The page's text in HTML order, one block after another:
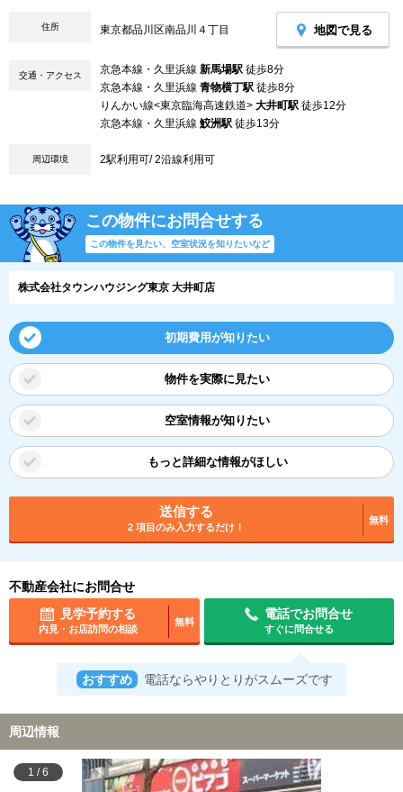
住所 東京都品川区南品川４丁目 地図で見る
交通・アクセス 京急本線・久里浜線 新馬場駅 徒歩8分
京急本線・久里浜線 青物横丁駅 徒歩8分
りんかい線<東京臨海高速鉄道> 大井町駅 徒歩12分
京急本線・久里浜線 鮫洲駅 徒歩13分
周辺環境 2駅利用可/ 2沿線利用可
この物件にお問合せする
この物件を見たい、空室状況を知りたいなど
株式会社タウンハウジング東京 大井町店
初期費用が知りたい
物件を実際に見たい
空室情報が知りたい
もっと詳細な情報がほしい
送信する
2 項目のみ入力するだけ！
無料
不動産会社にお問合せ
見学予約する
内見・お店訪問の相談
無料
電話でお問合せ
すぐに問合せる
おすすめ 電話ならやりとりがスムーズです
周辺情報
1 /6